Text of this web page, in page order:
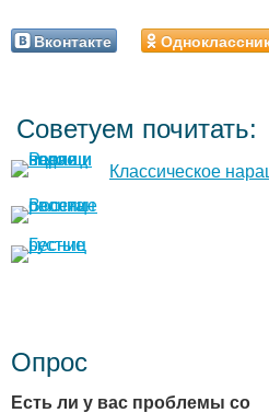
Вконтакте
Советуем почитать:
Классическое
Опрос
Есть ли у вас проблемы со